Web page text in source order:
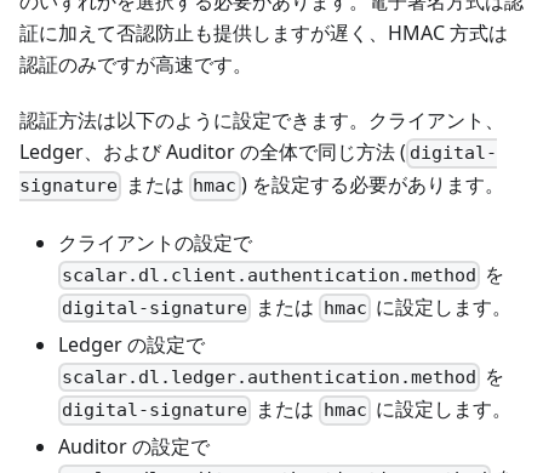
証に加えて否認防止も提供しますが遅く、HMAC 方式は
認証のみですが高速です。
認証方法は以下のように設定できます。クライアント、
Ledger、および Auditor の全体で同じ方法 ( digital-
signature または hmac ) を設定する必要があります。
クライアントの設定で
scalar.dl.client.authentication.method を
digital-signature または hmac に設定します。
Ledger の設定で
scalar.dl.ledger.authentication.method を
digital-signature または hmac に設定します。
Auditor の設定で